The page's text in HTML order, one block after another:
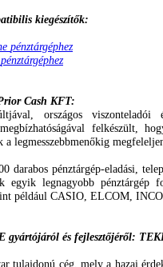
kiegészítők:
pénztárgéphez
pénztárgéphez
Cash KFT:
országos viszonteladói
megbízhatóságával felkészült,
a legmesszebbmenőkig
darabos pénztárgép-eladási ,
egyik legnagyobb pénztárgép
például CASIO ELCOM
gyártójáról és fejlesztőjéről:
tulajdonú cég,mely a hazai